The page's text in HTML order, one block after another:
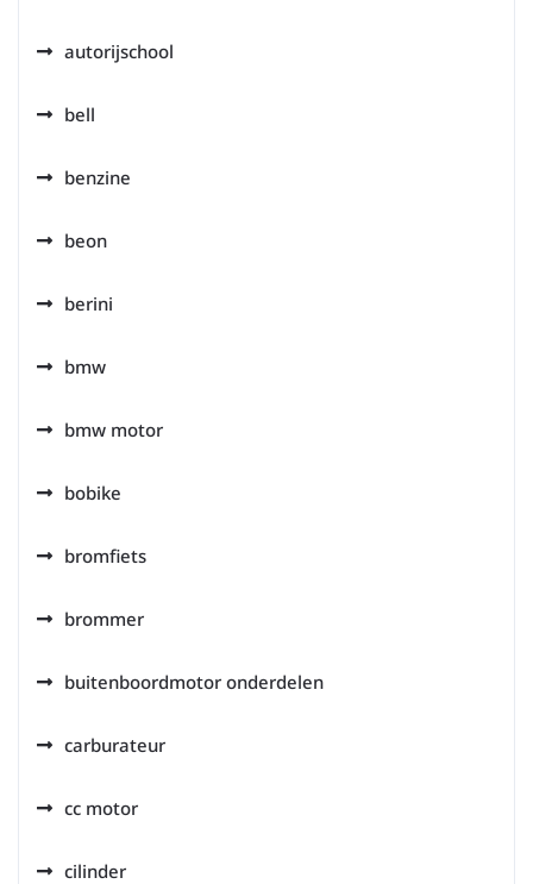
autorijschool
bell
benzine
beon
berini
bmw
bmw motor
bobike
bromfiets
brommer
buitenboordmotor onderdelen
carburateur
cc motor
cilinder